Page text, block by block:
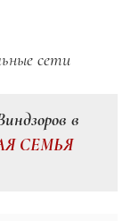
сети
в
СЕМЬЯ